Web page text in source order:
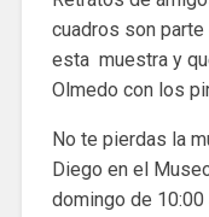
cuadros son
esta muestra y
Olmedo con los
No te pierdas la
Diego en el
domingo de